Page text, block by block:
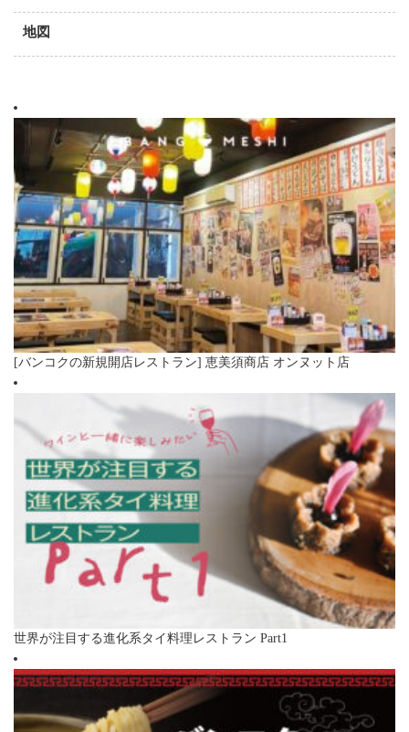
地図
[バンコクの新規開店レストラン] 恵美須商店 オンヌット店
世界が注目する進化系タイ料理レストラン Part1